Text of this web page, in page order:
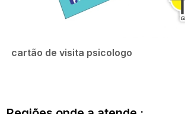
cartão de visita psicologo